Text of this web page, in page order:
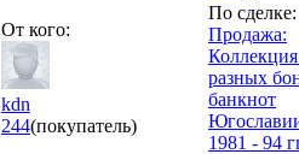
От кого:
kdn
244(покупатель)
По сделке:
Продажа:
разных
банкнот
1981 - 94